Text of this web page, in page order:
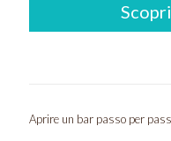
Aprire un bar passo per